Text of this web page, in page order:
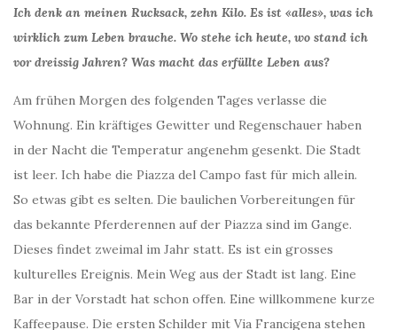
Ich denk an meinen Rucksack, zehn Kilo. Es ist «alles», was ich
wirklich zum Leben brauche. Wo stehe ich heute, wo stand ich
vor dreissig Jahren? Was macht das erfüllte Leben aus?
Am frühen Morgen des folgenden Tages verlasse die
Wohnung. Ein kräftiges Gewitter und Regenschauer haben
in der Nacht die Temperatur angenehm gesenkt. Die Stadt
ist leer. Ich habe die Piazza del Campo fast für mich allein.
So etwas gibt es selten. Die baulichen Vorbereitungen für
das bekannte Pferderennen auf der Piazza sind im Gange.
Dieses findet zweimal im Jahr statt. Es ist ein grosses
kulturelles Ereignis. Mein Weg aus der Stadt ist lang. Eine
Bar in der Vorstadt hat schon offen. Eine willkommene kurze
Kaffeepause. Die ersten Schilder mit Via Francigena stehen